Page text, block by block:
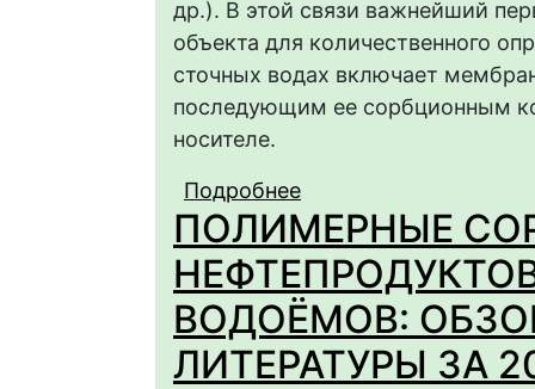
др.). В этой связи важнейший
объекта для количественного
сточных водах включает
последующим ее сорбционным
носителе.
Подробнее
и сорбентов для
концентрирования
ПОЛИМЕРНЫЕ
ВОДОЁМОВ:
ЛИТЕРАТУРЫ ЗА